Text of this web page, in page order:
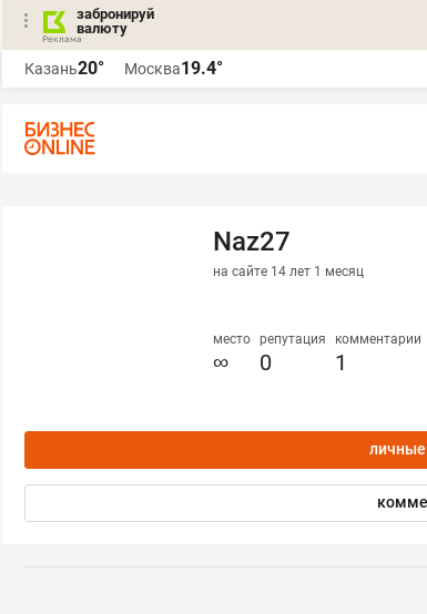
забронируй
валюту
Казань20° Москва19.4°
Naz27
на сайте 14 лет 1 месяц
место
∞
репутация
0
комментарии
1